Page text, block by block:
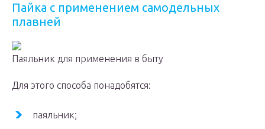
Пайка с применением самодельных
плавней
Паяльник для применения в быту
Для этого способа понадобятся:
паяльник;